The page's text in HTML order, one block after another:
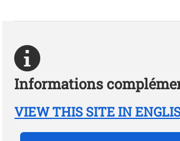
Informations
VIEW THIS SITE IN